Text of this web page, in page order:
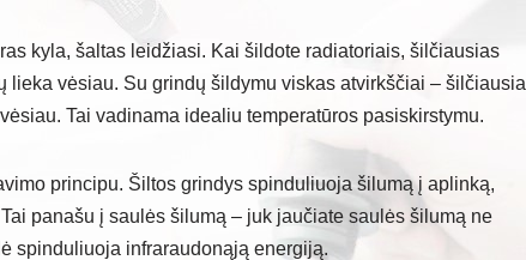
kyla, šaltas leidžiasi. Kai šildote radiatoriais, šilčiausias
lieka vėsiau. Su grindų šildymu viskas atvirkščiai – šilčiausia
Tai vadinama idealiu temperatūros pasiskirstymu.
principu. Šiltos grindys spinduliuoja šilumą į aplinką,
panašu į saulės šilumą – juk jaučiate saulės šilumą ne
spinduliuoja infraraudonąją energiją.